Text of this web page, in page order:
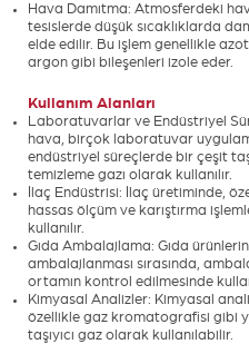
Hava Damıtma: Atmosferdeki
tesislerde düşük sıcaklıklarda
elde edilir. Bu işlem genellikle
argon gibi bileşenleri izole eder.
Kullanım Alanları
Laboratuvarlar ve Endüstriyel
hava, birçok laboratuvar
endüstriyel süreçlerde bir çeşit
temizleme gazı olarak kullanılır.
İlaç Endüstrisi: İlaç üretiminde,
hassas ölçüm ve karıştırma
kullanılır.
Gıda Ambalajlama: Gıda
ambalajlanması sırasında,
ortamın kontrol edilmesinde
Kimyasal Analizler: Kimyasal
özellikle gaz kromatografisi gibi
taşıyıcı gaz olarak kullanılabilir.